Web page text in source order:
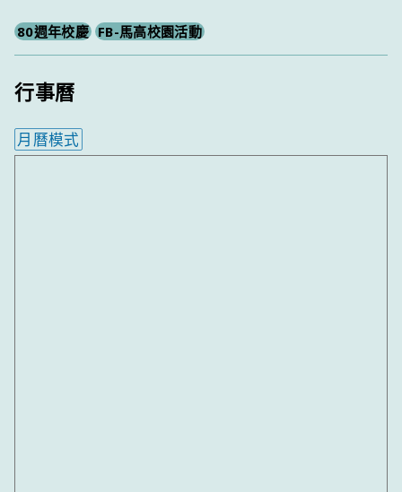
80週年校慶 FB-馬高校園活動
行事曆
月曆模式